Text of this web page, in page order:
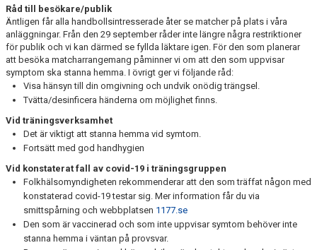
Råd till besökare/publik
Äntligen får alla handbollsintresserade åter se matcher på plats i våra
anläggningar. Från den 29 september råder inte längre några restriktioner
för publik och vi kan därmed se fyllda läktare igen. För den som planerar
att besöka matcharrangemang påminner vi om att den som uppvisar
symptom ska stanna hemma. I övrigt ger vi följande råd:
Visa hänsyn till din omgivning och undvik onödig trängsel.
Tvätta/desinficera händerna om möjlighet finns.
Vid träningsverksamhet
Det är viktigt att stanna hemma vid symtom.
Fortsätt med god handhygien
Vid konstaterat fall av covid-19 i träningsgruppen
Folkhälsomyndigheten rekommenderar att den som träffat någon med
konstaterad covid-19 testar sig. Mer information får du via
smittspårning och webbplatsen 1177.se
Den som är vaccinerad och som inte uppvisar symtom behöver inte
stanna hemma i väntan på provsvar.